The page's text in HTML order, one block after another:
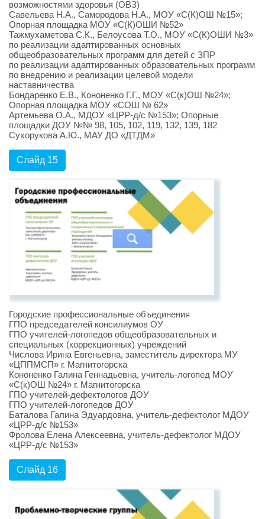
возможностями здоровья (ОВЗ)
Савельева Н.А., Самородова Н.А., МОУ «С(К)ОШ №15»;
Опорная площадка МОУ «С(К)ОШИ №52»
Тажмухаметова С.К., Белоусова Т.О., МОУ «С(К)ОШИ №3»
по реализации адаптированных основных
общеобразовательных программ для детей с ЗПР
по реализации адаптированных образовательных программ
по внедрению и реализации целевой модели
наставничества
Бондаренко Е.В., Кононенко Г.Г., МОУ «С(к)ОШ №24»;
Опорная площадка МОУ «СОШ № 62»
Артемьева О.А., МДОУ «ЦРР-д/с №153»; Опорные
площадки ДОУ №№ 98, 105, 102, 119, 132, 139, 182
Сухорукова А.Ю., МАУ ДО «ДТДМ»
Слайд 15
Городские профессиональные объединения
ГПО председателей консилиумов ОУ
ГПО учителей-логопедов общеобразовательных и
специальных (коррекционных) учреждений
Числова Ирина Евгеньевна, заместитель директора МУ
«ЦППМСП» г. Магнитогорска
Кононенко Галина Геннадьевна, учитель-логопед МОУ
«С(к)ОШ №24» г. Магнитогорска
ГПО учителей-дефектологов ДОУ
ГПО учителей-логопедов ДОУ
Баталова Галина Эдуардовна, учитель-дефектолог МДОУ
«ЦРР-д/с №153»
Фролова Елена Алексеевна, учитель-дефектолог МДОУ
«ЦРР-д/с №153»
Слайд 16